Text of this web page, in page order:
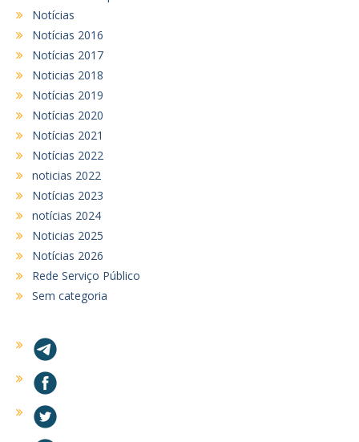
Notícias
Notícias 2016
Notícias 2017
Noticias 2018
Notícias 2019
Notícias 2020
Notícias 2021
Notícias 2022
noticias 2022
Notícias 2023
notícias 2024
Noticias 2025
Notícias 2026
Rede Serviço Público
Sem categoria